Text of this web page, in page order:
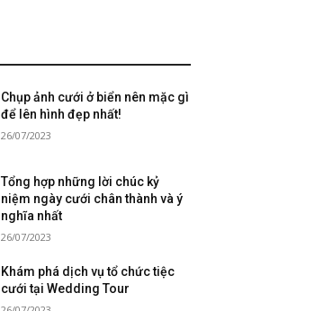
Chụp ảnh cưới ở biển nên mặc gì
để lên hình đẹp nhất!
26/07/2023
Tổng hợp những lời chúc kỷ
niệm ngày cưới chân thành và ý
nghĩa nhất
26/07/2023
Khám phá dịch vụ tổ chức tiệc
cưới tại Wedding Tour